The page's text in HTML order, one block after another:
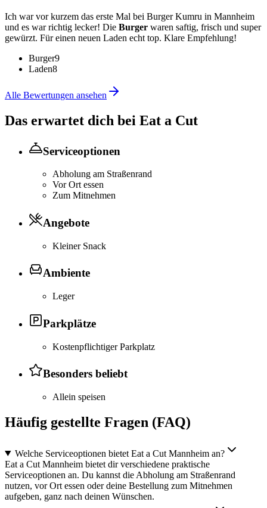
Ich war vor kurzem das erste Mal bei Burger Kumru in Mannheim
und es war richtig lecker! Die Burger waren saftig, frisch und super
gewürzt. Für einen neuen Laden echt top. Klare Empfehlung!
Burger9
Laden8
Alle Bewertungen ansehen
Das erwartet dich bei Eat a Cut
Serviceoptionen
Abholung am Straßenrand
Vor Ort essen
Zum Mitnehmen
Angebote
Kleiner Snack
Ambiente
Leger
Parkplätze
Kostenpflichtiger Parkplatz
Besonders beliebt
Allein speisen
Häufig gestellte Fragen (FAQ)
Welche Serviceoptionen bietet Eat a Cut Mannheim an?
Eat a Cut Mannheim bietet dir verschiedene praktische
Serviceoptionen an. Du kannst die Abholung am Straßenrand
nutzen, vor Ort essen oder deine Bestellung zum Mitnehmen
aufgeben, ganz nach deinen Wünschen.